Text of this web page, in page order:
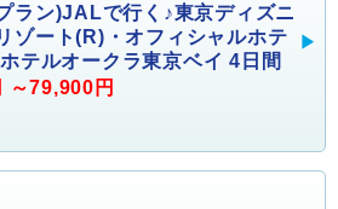
ラン)JALで行く♪東京ディズニ
ゾート(R)・オフィシャルホテ
テルオークラ東京ベイ 4日間
～79,900円